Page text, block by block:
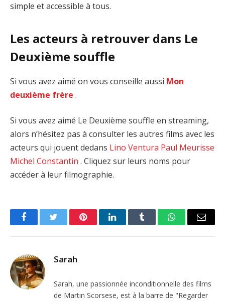
simple et accessible à tous.
Les acteurs à retrouver dans Le
Deuxième souffle
Si vous avez aimé on vous conseille aussi Mon
deuxième frère .
Si vous avez aimé Le Deuxième souffle en streaming,
alors n’hésitez pas à consulter les autres films avec les
acteurs qui jouent dedans Lino Ventura Paul Meurisse
Michel Constantin . Cliquez sur leurs noms pour
accéder à leur filmographie.
FacebookTwitter PinterestLinkedInTumblr WhatsAppEmail
Sarah
Sarah, une passionnée inconditionnelle des films
de Martin Scorsese, est à la barre de "Regarder